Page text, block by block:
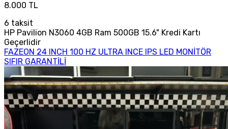
8.000 TL
6 taksit
HP Pavilion N3060 4GB Ram 500GB 15.6" Kredi Kartı
Geçerlidir
FAZEON 24 INCH 100 HZ ULTRA INCE IPS LED MONİTÖR
SIFIR GARANTİLİ